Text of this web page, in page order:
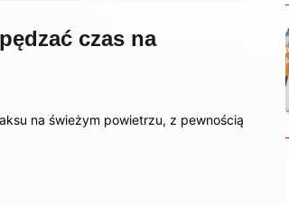
czas na
na świeżym powietrzu, z pewnością